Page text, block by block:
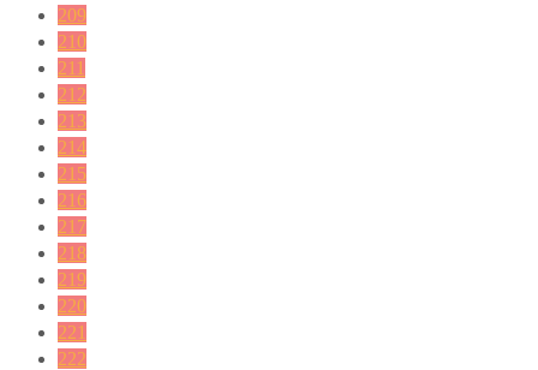
209
210
211
212
213
214
215
216
217
218
219
220
221
222